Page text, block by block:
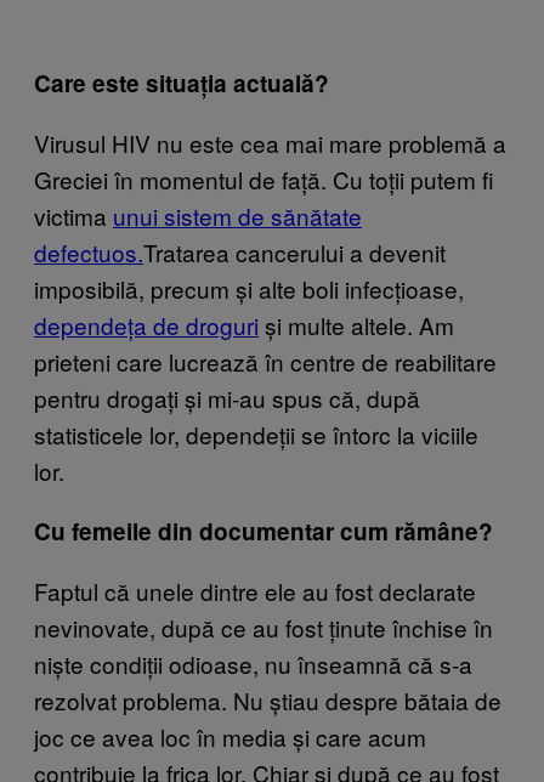
Care este situația actuală?
Virusul HIV nu este cea mai mare problemă a
Greciei în momentul de față. Cu toții putem fi
victima unui sistem de sănătate
defectuos.Tratarea cancerului a devenit
imposibilă, precum și alte boli infecțioase,
dependeța de droguri și multe altele. Am
prieteni care lucrează în centre de reabilitare
pentru drogați și mi-au spus că, după
statisticele lor, dependeții se întorc la viciile
lor.
Cu femeile din documentar cum rămâne?
Faptul că unele dintre ele au fost declarate
nevinovate, după ce au fost ținute închise în
niște condiții odioase, nu înseamnă că s-a
rezolvat problema. Nu știau despre bătaia de
joc ce avea loc în media și care acum
contribuie la frica lor. Chiar și după ce au fost